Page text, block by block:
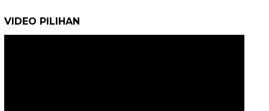
VIDEO PILIHAN